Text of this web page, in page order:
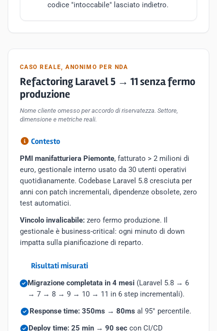
codice "intoccabile" lasciato indietro.
CASO REALE, ANONIMO PER NDA
Refactoring Laravel 5 → 11 senza fermo
produzione
Nome cliente omesso per accordo di riservatezza. Settore,
dimensione e metriche reali.
Contesto
PMI manifatturiera Piemonte, fatturato > 2 milioni di
euro, gestionale interno usato da 30 utenti operativi
quotidianamente. Codebase Laravel 5.8 cresciuta per
anni con patch incrementali, dipendenze obsolete, zero
test automatici.
Vincolo invalicabile: zero fermo produzione. Il
gestionale è business-critical: ogni minuto di down
impatta sulla pianificazione di reparto.
Risultati misurati
Migrazione completata in 4 mesi (Laravel 5.8 → 6
→ 7 → 8 → 9 → 10 → 11 in 6 step incrementali).
Response time: 350ms → 80ms al 95° percentile.
Deploy time: 25 min → 90 sec con CI/CD